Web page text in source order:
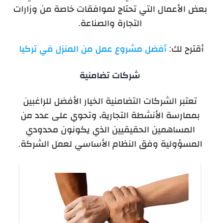
بعض الأعمال التي تحتاج لموافقات خاصة من وزارات
التجارة والصناعة.
أقترح لك:أفضل مشروع عمل من المنزل في تركيا
شركات تضامنية
تعتبر الشركات التضامنية الخيار الأفضل للراغبين
بممارسة الأنشطة التجارية، وتحوي على عدد من
المساهمين الحقيقيين الذي يكونون محدودي
المسؤولية وفق النظام الأساسي لعمل الشركة.